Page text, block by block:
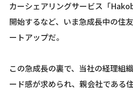
カーシェアリングサービス「
開始するなど、いま急成長中の住
ートアップだ。
この急成長の裏で、当社の経理組
ード感が求められ、親会社である